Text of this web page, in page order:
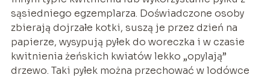
sąsiedniego egzemplarza. Doświadczone osoby
zbierają dojrzałe kotki, suszą je przez dzień na
papierze, wysypują pyłek do woreczka i w czasie
kwitnienia żeńskich kwiatów lekko „opylają”
drzewo. Taki pyłek można przechować w lodówce